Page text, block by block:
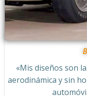
«Mis diseños son
aerodinámica y sin